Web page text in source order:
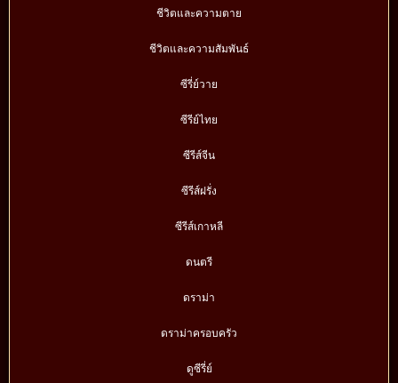
ชีวิตและความตาย
ชีวิตและความสัมพันธ์
ซีรี่ย์วาย
ซีรีย์ไทย
ซีรีส์จีน
ซีรีส์ฝรั่ง
ซีรีส์เกาหลี
ดนตรี
ดราม่า
ดราม่าครอบครัว
ดูซีรี่ย์